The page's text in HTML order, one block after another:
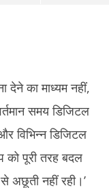
देने का माध्यम नहीं,
समय डिजिटल
विभिन्न डिजिटल
को पूरी तरह बदल
से अछूती नहीं रही।’